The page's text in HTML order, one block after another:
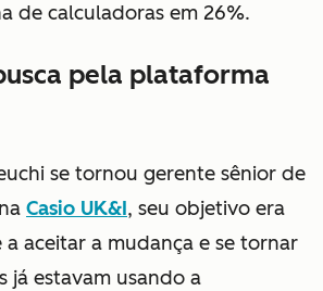
de calculadoras em 26%.
pela plataforma
se tornou gerente sênior de
Casio UK&I, seu objetivo era
aceitar a mudança e se tornar
já estavam usando a